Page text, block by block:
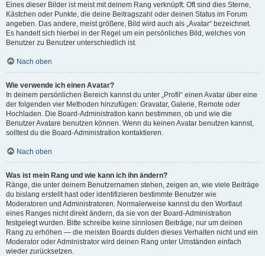
Eines dieser Bilder ist meist mit deinem Rang verknüpft: Oft sind dies Sterne,
Kästchen oder Punkte, die deine Beitragszahl oder deinen Status im Forum
angeben. Das andere, meist größere, Bild wird auch als „Avatar“ bezeichnet.
Es handelt sich hierbei in der Regel um ein persönliches Bild, welches von
Benutzer zu Benutzer unterschiedlich ist.
Nach oben
Wie verwende ich einen Avatar?
In deinem persönlichen Bereich kannst du unter „Profil“ einen Avatar über eine
der folgenden vier Methoden hinzufügen: Gravatar, Galerie, Remote oder
Hochladen. Die Board-Administration kann bestimmen, ob und wie die
Benutzer Avatare benutzen können. Wenn du keinen Avatar benutzen kannst,
solltest du die Board-Administration kontaktieren.
Nach oben
Was ist mein Rang und wie kann ich ihn ändern?
Ränge, die unter deinem Benutzernamen stehen, zeigen an, wie viele Beiträge
du bislang erstellt hast oder identifizieren bestimmte Benutzer wie
Moderatoren und Administratoren. Normalerweise kannst du den Wortlaut
eines Ranges nicht direkt ändern, da sie von der Board-Administration
festgelegt wurden. Bitte schreibe keine sinnlosen Beiträge, nur um deinen
Rang zu erhöhen — die meisten Boards dulden dieses Verhalten nicht und ein
Moderator oder Administrator wird deinen Rang unter Umständen einfach
wieder zurücksetzen.